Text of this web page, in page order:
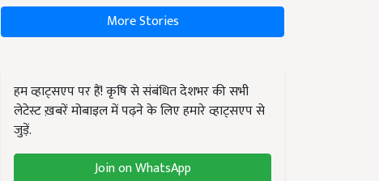
More Stories
हम व्हाट्सएप पर हैं! कृषि से संबंधित देशभर की सभी
लेटेस्ट ख़बरें मोबाइल में पढ़ने के लिए हमारे व्हाट्सएप से
जुड़ें.
Join on WhatsApp